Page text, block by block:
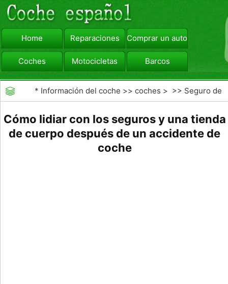
Home Reparaciones Comprar un automóvil
Coches Motocicletas Barcos
viajar Camiones
* Información del coche >>coches > >> Seguro de
automóviles
Cómo lidiar con los seguros y una tienda
de cuerpo después de un accidente de
coche